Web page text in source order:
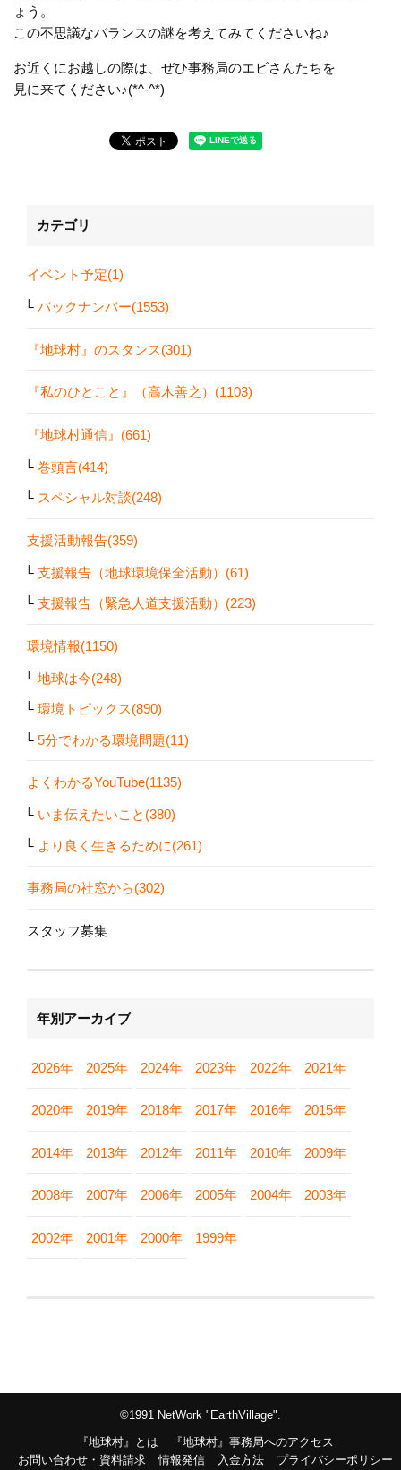
ょう。
この不思議なバランスの謎を考えてみてくださいね♪
お近くにお越しの際は、ぜひ事務局のエビさんたちを
見に来てください♪(*^-^*)
カテゴリ
イベント予定(1)
バックナンバー(1553)
『地球村』のスタンス(301)
『私のひとこと』（高木善之）(1103)
『地球村通信』(661)
巻頭言(414)
スペシャル対談(248)
支援活動報告(359)
支援報告（地球環境保全活動）(61)
支援報告（緊急人道支援活動）(223)
環境情報(1150)
地球は今(248)
環境トピックス(890)
5分でわかる環境問題(11)
よくわかるYouTube(1135)
いま伝えたいこと(380)
より良く生きるために(261)
事務局の社窓から(302)
スタッフ募集
年別アーカイブ
2026年 2025年 2024年 2023年 2022年 2021年
2020年 2019年 2018年 2017年 2016年 2015年
2014年 2013年 2012年 2011年 2010年 2009年
2008年 2007年 2006年 2005年 2004年 2003年
2002年 2001年 2000年 1999年
©1991 NetWork "EarthVillage".
『地球村』とは
『地球村』事務局へのアクセス
お問い合わせ・資料請求
情報発信 入金方法 プライバシーポリシー